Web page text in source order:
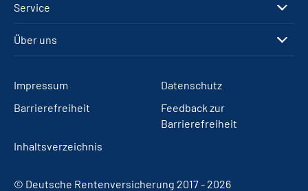
Service
Über uns
Impressum
Datenschutz
Barrierefreiheit
Feedback zur
Barrierefreiheit
Inhaltsverzeichnis
© Deutsche Rentenversicherung 2017 - 2026